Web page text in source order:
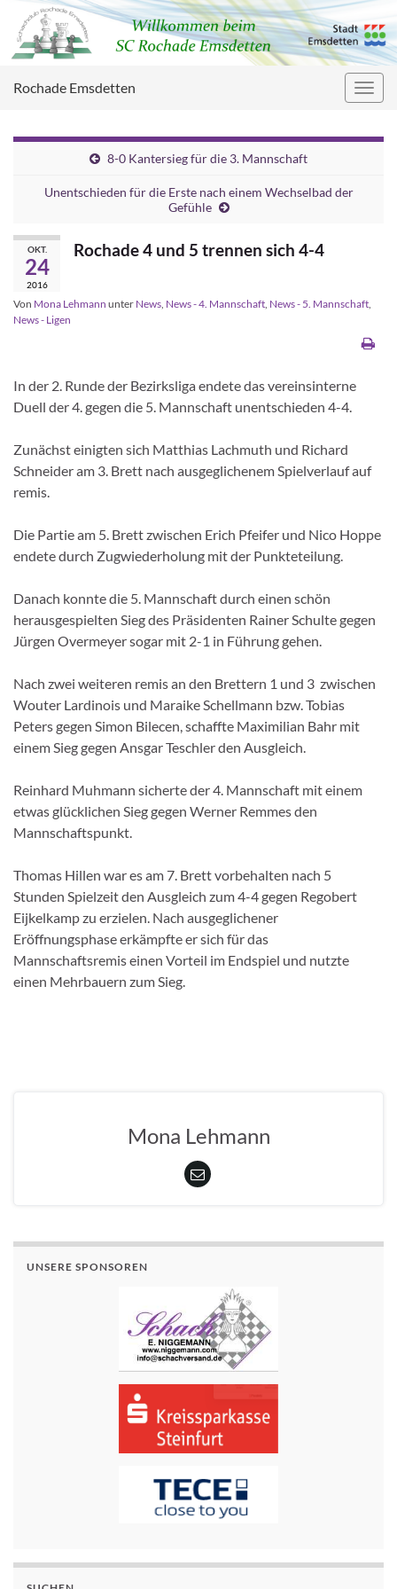
Rochade Emsdetten
8-0 Kantersieg für die 3. Mannschaft
Unentschieden für die Erste nach einem Wechselbad der
Gefühle
OKT.
24
2016
Rochade 4 und 5 trennen sich 4-4
Von Mona Lehmann unter News News - 4. Mannschaft News - 5. Mannschaft
News - Ligen
In der 2. Runde der Bezirksliga endete das vereinsinterne
Duell der 4. gegen die 5. Mannschaft unentschieden 4-4.
Zunächst einigten sich Matthias Lachmuth und Richard
Schneider am 3. Brett nach ausgeglichenem Spielverlauf auf
remis.
Die Partie am 5. Brett zwischen Erich Pfeifer und Nico Hoppe
endete durch Zugwiederholung mit der Punkteteilung.
Danach konnte die 5. Mannschaft durch einen schön
herausgespielten Sieg des Präsidenten Rainer Schulte gegen
Jürgen Overmeyer sogar mit 2-1 in Führung gehen.
Nach zwei weiteren remis an den Brettern 1 und 3 zwischen
Wouter Lardinois und Maraike Schellmann bzw. Tobias
Peters gegen Simon Bilecen, schaffte Maximilian Bahr mit
einem Sieg gegen Ansgar Teschler den Ausgleich.
Reinhard Muhmann sicherte der 4. Mannschaft mit einem
etwas glücklichen Sieg gegen Werner Remmes den
Mannschaftspunkt.
Thomas Hillen war es am 7. Brett vorbehalten nach 5
Stunden Spielzeit den Ausgleich zum 4-4 gegen Regobert
Eijkelkamp zu erzielen. Nach ausgeglichener
Eröffnungsphase erkämpfte er sich für das
Mannschaftsremis einen Vorteil im Endspiel und nutzte
einen Mehrbauern zum Sieg.
Mona Lehmann
UNSERE SPONSOREN